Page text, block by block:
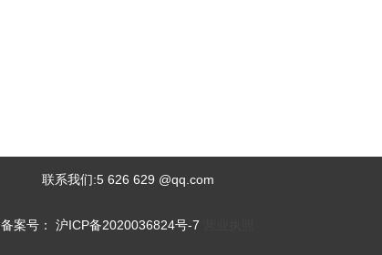
联系我们:5 626 629 @qq.com
备案号： 沪ICP备2020036824号-7